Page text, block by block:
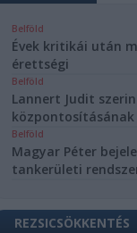
Belföld
Évek kritikái után
érettségi
Belföld
Lannert Judit
központosításának
Belföld
Magyar Péter
tankerületi
REZSICSÖKKENTÉS